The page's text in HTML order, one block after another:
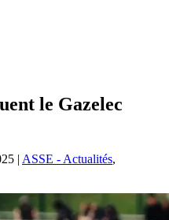
le Gazelec
| ASSE - Actualités,